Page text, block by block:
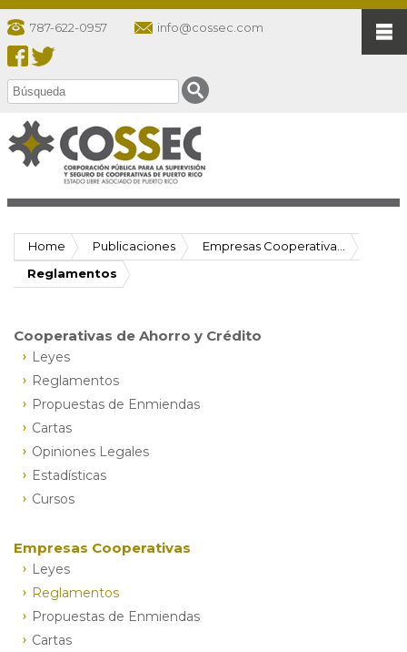
787-622-0957 info@cossec.com
Home Publicaciones
Empresas Cooperativa...
Reglamentos
Cooperativas de Ahorro y Crédito
Leyes
Reglamentos
Propuestas de Enmiendas
Cartas
Opiniones Legales
Estadísticas
Cursos
Empresas Cooperativas
Leyes
Reglamentos
Propuestas de Enmiendas
Cartas